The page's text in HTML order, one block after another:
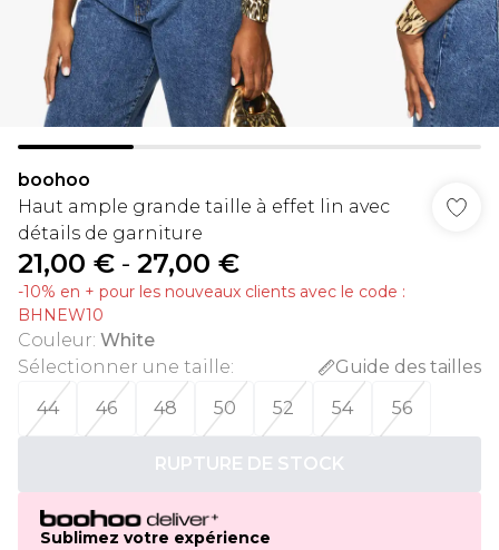
boohoo
Haut ample grande taille à effet lin avec
détails de garniture
21,00 € - 27,00 €
-10% en + pour les nouveaux clients avec le code :
BHNEW10
Couleur: White
Sélectionner une taille:
Guide des tailles
44
46 48 50 52 54 56
RUPTURE DE STOCK
Sublimez votre expérience